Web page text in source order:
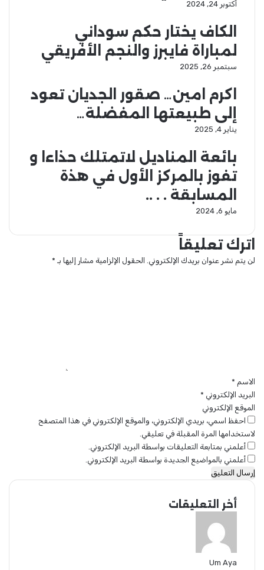
ز
ا
ا
ل
ر
س
ل
ص
ت
ل
س
ر
ة
م
و
ر
و
ا
ن
أكتوبر 24, 2024
الكاف يختار حكم سوداني
لمباراة فايبرز والنجم الأفريقي
سبتمبر 26, 2025
اكرم امين… صقور الجديان تعود
إلى طبيعتها المفضلة…
يناير 4, 2025
بائعة المناديل لاتمتلك حذاءا و
تفوز بالمركز الأول في هذة
المسابقة . . ..
مايو 6, 2024
اترك تعليقاً
لن يتم نشر عنوان بريدك الإلكتروني. الحقول الإلزامية مشار إليها بـ *
الاسم *
البريد الإلكتروني *
الموقع الإلكتروني
احفظ اسمي، بريدي الإلكتروني، والموقع الإلكتروني في هذا المتصفح
لاستخدامها المرة المقبلة في تعليقي.
أعلمني بمتابعة التعليقات بواسطة البريد الإلكتروني.
أعلمني بالمواضيع الجديدة بواسطة البريد الإلكتروني.
أخر التعليقات
Um Aya